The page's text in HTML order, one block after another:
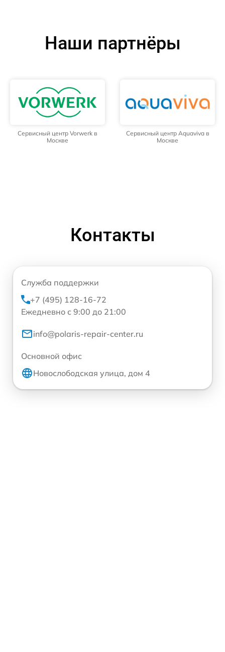
Наши партнёры
Сервисный центр Vorwerk в
Москве
Сервисный центр Aquaviva в
Москве
Контакты
Служба поддержки
+7 (495) 128-16-72
Ежедневно с 9:00 до 21:00
info@polaris-repair-center.ru
Основной офис
Новослободская улица, дом 4